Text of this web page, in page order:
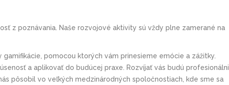
z poznávania. Naše rozvojové aktivity sú vždy plne zamerané na
pomocou ktorých vám prinesieme emócie a zážitky.
a aplikovať do budúcej praxe. Rozvíjať vás budú profesionálni
pôsobil vo veľkých medzinárodných spoločnostiach, kde sme sa